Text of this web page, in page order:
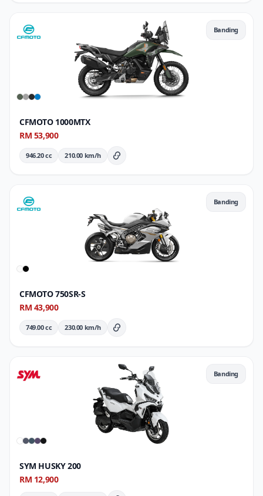
Banding
CFMOTO 1000MTX
RM 53,900
946.20 cc 210.00 km/h Butiran Penuh
Banding
CFMOTO 750SR-S
RM 43,900
749.00 cc 230.00 km/h Butiran Penuh
Banding
SYM HUSKY 200
RM 12,900